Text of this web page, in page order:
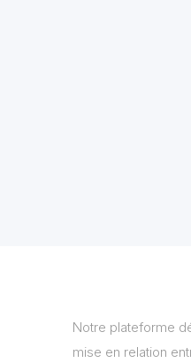
Notre plateforme
mise en relation